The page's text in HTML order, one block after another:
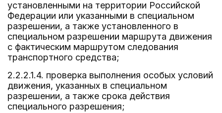
установленными на территории Российской
Федерации или указанными в специальном
разрешении, а также установленного в
специальном разрешении маршрута движения
с фактическим маршрутом следования
транспортного средства;
2.2.2.1.4. проверка выполнения особых условий
движения, указанных в специальном
разрешении, а также срока действия
специального разрешения;